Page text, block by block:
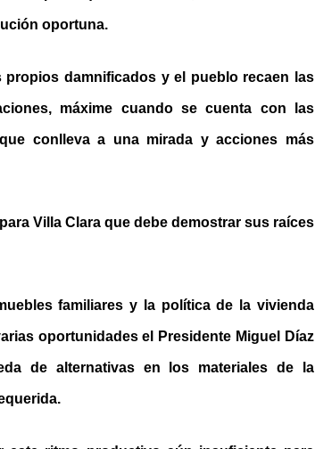
oportuna.
damnificados y el pueblo recaen las
máxime cuando se cuenta con las
conlleva a una mirada y acciones más
Villa Clara que debe demostrar sus raíces
familiares y la política de la vivienda
oportunidades el Presidente Miguel Díaz
de alternativas en los materiales de la